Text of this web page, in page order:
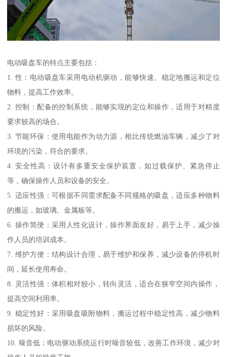
电动吸盘车的特点主要包括：
1. 性：电动吸盘车采用电动机驱动，能够快速、稳定地搬运和定位
物料，提高工作效率。
2. 控制：配备的控制系统，能够实现的定位和操作，适用于对精度
要求较高的场合。
3. 节能环保：使用电能作为动力源，相比传统燃油车辆，减少了对
环境的污染，符合的要求。
4. 安全性高：设计有多重安全保护装置，如过载保护、紧急停止
等，确保操作人员和设备的安全。
5. 适应性强：可根据不同需求配备不同规格的吸盘，适应多种物料
的搬运，如玻璃、金属板等。
6. 操作简便：采用人性化设计，操作界面友好，易于上手，减少操
作人员的培训成本。
7. 维护方便：结构设计合理，易于维护和保养，减少设备的停机时
间，延长使用寿命。
8. 灵活性强：体积相对较小，转向灵活，适合在狭窄空间内操作，
提高空间利用率。
9. 稳定性好：采用吸盘吸附物料，搬运过程中稳定性高，减少物料
损坏的风险。
10. 噪音低：电动驱动系统运行时噪音较低，改善工作环境，减少对